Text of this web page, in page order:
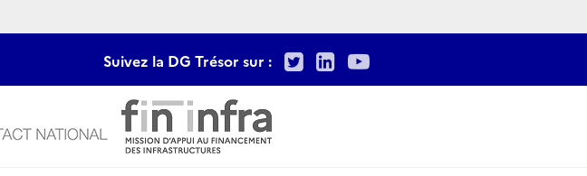
Suivez la DG Trésor sur : TwitterLinkedIn
Youtube